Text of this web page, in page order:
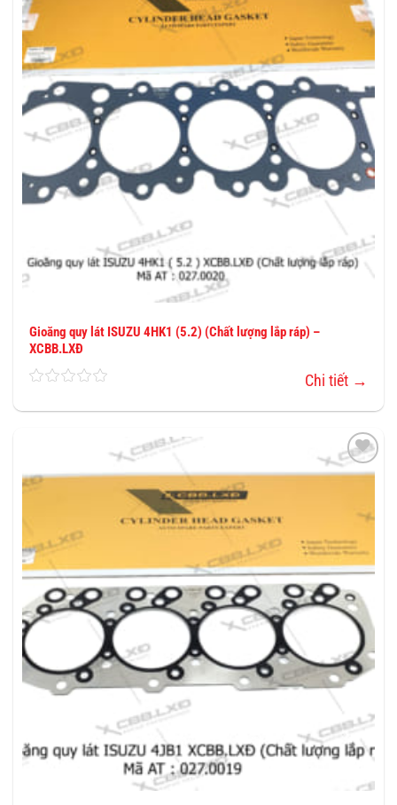
THÍCH
Gioăng quy lát ISUZU 4HK1 (5.2) (Chất lượng lắp ráp) –
XCBB.LXĐ
Chi tiết →
THÊM